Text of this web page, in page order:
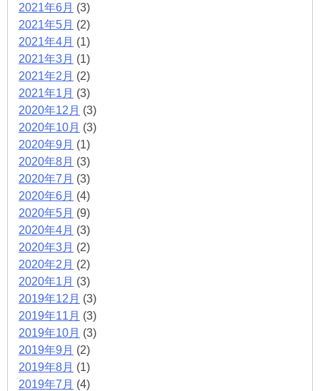
2021年6月 (3)
2021年5月 (2)
2021年4月 (1)
2021年3月 (1)
2021年2月 (2)
2021年1月 (3)
2020年12月 (3)
2020年10月 (3)
2020年9月 (1)
2020年8月 (3)
2020年7月 (3)
2020年6月 (4)
2020年5月 (9)
2020年4月 (3)
2020年3月 (2)
2020年2月 (2)
2020年1月 (3)
2019年12月 (3)
2019年11月 (3)
2019年10月 (3)
2019年9月 (2)
2019年8月 (1)
2019年7月 (4)